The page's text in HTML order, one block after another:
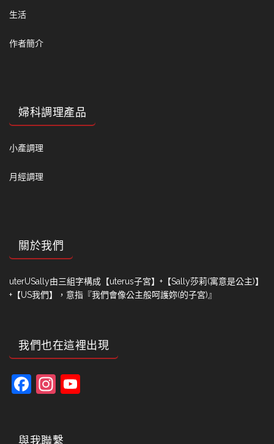
生活
作者簡介
婦科調理產品
小產調理
月經調理
關於我們
uterUSally由三組字構成【uterus子宮】+【Sally莎莉(寓意是公主)】
+【US我們】，意指『我們會像公主般呵護妳(的子宮)』
我們也在這裡出現
Facebook
Instagram
與我聯繫